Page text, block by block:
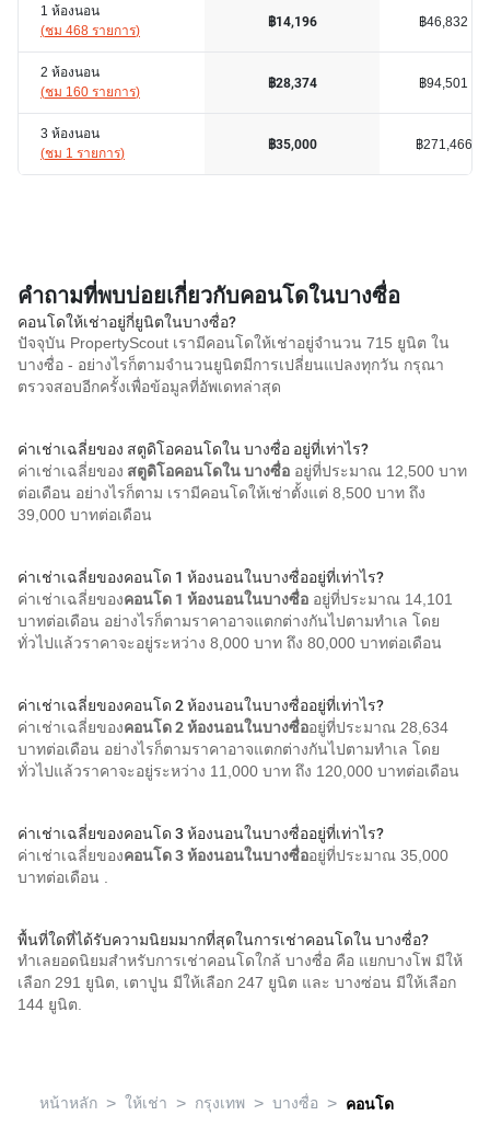
1 ห้องนอน
(ชม 468 รายการ)
2 ห้องนอน
(ชม 160 รายการ)
3 ห้องนอน
(ชม 1 รายการ)
฿14,196
฿28,374
฿35,000
฿46,832
฿94,501
฿271,466
คำถามที่พบบ่อยเกี่ยวกับคอนโดในบางซื่อ
คอนโดให้เช่าอยู่กี่ยูนิตในบางซื่อ?
ปัจจุบัน PropertyScout เรามีคอนโดให้เช่าอยู่จำนวน 715 ยูนิต ใน
บางซื่อ - อย่างไรก็ตามจำนวนยูนิตมีการเปลี่ยนแปลงทุกวัน กรุณา
ตรวจสอบอีกครั้งเพื่อข้อมูลที่อัพเดทล่าสุด
ค่าเช่าเฉลี่ยของ สตูดิโอคอนโดใน บางซื่อ อยู่ที่เท่าไร?
ค่าเช่าเฉลี่ยของ สตูดิโอคอนโดใน บางซื่อ อยู่ที่ประมาณ 12,500 บาท
ต่อเดือน อย่างไรก็ตาม เรามีคอนโดให้เช่าตั้งแต่ 8,500 บาท ถึง
39,000 บาทต่อเดือน
ค่าเช่าเฉลี่ยของคอนโด 1 ห้องนอนในบางซื่ออยู่ที่เท่าไร?
ค่าเช่าเฉลี่ยของคอนโด 1 ห้องนอนในบางซื่อ อยู่ที่ประมาณ 14,101
บาทต่อเดือน อย่างไรก็ตามราคาอาจแตกต่างกันไปตามทำเล โดย
ทั่วไปแล้วราคาจะอยู่ระหว่าง 8,000 บาท ถึง 80,000 บาทต่อเดือน
ค่าเช่าเฉลี่ยของคอนโด 2 ห้องนอนในบางซื่ออยู่ที่เท่าไร?
ค่าเช่าเฉลี่ยของคอนโด 2 ห้องนอนในบางซื่ออยู่ที่ประมาณ 28,634
บาทต่อเดือน อย่างไรก็ตามราคาอาจแตกต่างกันไปตามทำเล โดย
ทั่วไปแล้วราคาจะอยู่ระหว่าง 11,000 บาท ถึง 120,000 บาทต่อเดือน
ค่าเช่าเฉลี่ยของคอนโด 3 ห้องนอนในบางซื่ออยู่ที่เท่าไร?
ค่าเช่าเฉลี่ยของคอนโด 3 ห้องนอนในบางซื่ออยู่ที่ประมาณ 35,000
บาทต่อเดือน .
พื้นที่ใดที่ได้รับความนิยมมากที่สุดในการเช่าคอนโดใน บางซื่อ?
ทำเลยอดนิยมสำหรับการเช่าคอนโดใกล้ บางซื่อ คือ แยกบางโพ มีให้
เลือก 291 ยูนิต, เตาปูน มีให้เลือก 247 ยูนิต และ บางซ่อน มีให้เลือก
144 ยูนิต.
หน้าหลัก > ให้เช่า > กรุงเทพ > บางซื่อ > คอนโด